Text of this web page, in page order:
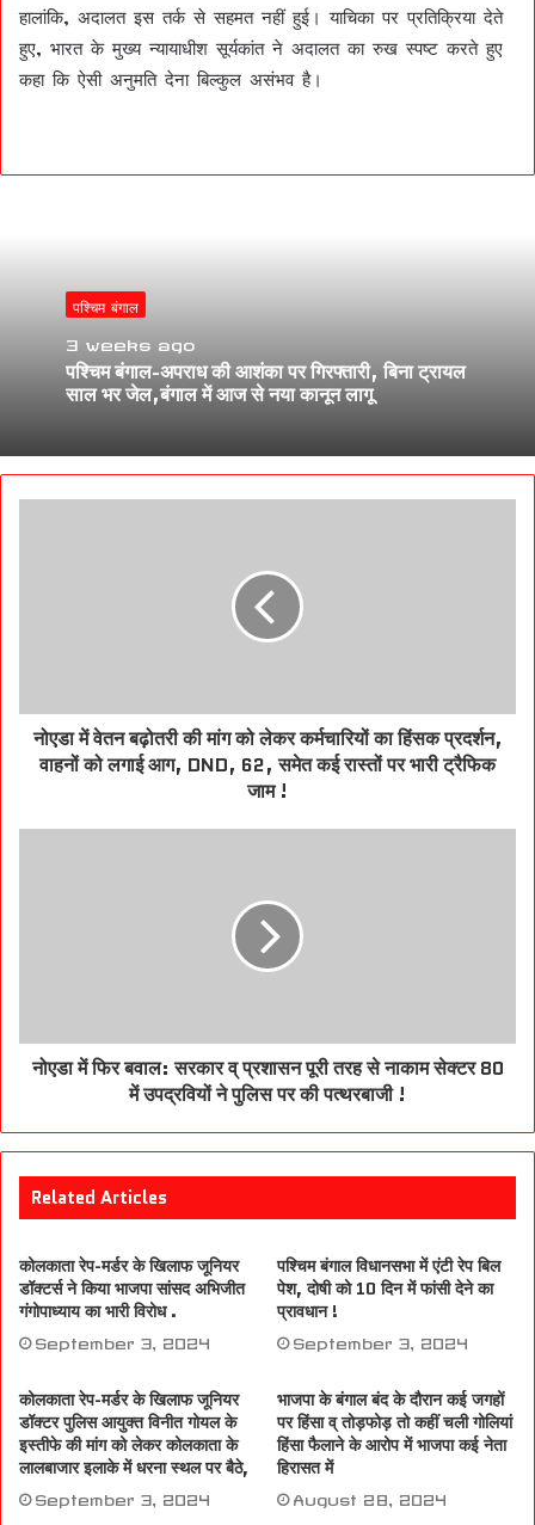
हालांकि, अदालत इस तर्क से सहमत नहीं हुई। याचिका पर प्रतिक्रिया देते
हुए, भारत के मुख्य न्यायाधीश सूर्यकांत ने अदालत का रुख स्पष्ट करते हुए
कहा कि ऐसी अनुमति देना बिल्कुल असंभव है।
पश्चिम बंगाल
3 weeks ago
पश्चिम बंगाल-अपराध की आशंका पर गिरफ्तारी, बिना ट्रायल
साल भर जेल,बंगाल में आज से नया कानून लागू
नोएडा में वेतन बढ़ोतरी की मांग को लेकर कर्मचारियों का हिंसक प्रदर्शन,
वाहनों को लगाई आग, DND, 62, समेत कई रास्तों पर भारी ट्रैफिक
जाम !
नोएडा में फिर बवाल: सरकार व् प्रशासन पूरी तरह से नाकाम सेक्टर 80
में उपद्रवियों ने पुलिस पर की पत्थरबाजी !
Related Articles
कोलकाता रेप-मर्डर के खिलाफ जूनियर
डॉक्टर्स ने किया भाजपा सांसद अभिजीत
गंगोपाध्याय का भारी विरोध .
September 3, 2024
पश्चिम बंगाल विधानसभा में एंटी रेप बिल
पेश, दोषी को 10 दिन में फांसी देने का
प्रावधान !
September 3, 2024
कोलकाता रेप-मर्डर के खिलाफ जूनियर
डॉक्टर पुलिस आयुक्त विनीत गोयल के
इस्तीफे की मांग को लेकर कोलकाता के
लालबाजार इलाके में धरना स्थल पर बैठे,
September 3, 2024
भाजपा के बंगाल बंद के दौरान कई जगहों
पर हिंसा व् तोड़फोड़ तो कहीं चली गोलियां
हिंसा फैलाने के आरोप में भाजपा कई नेता
हिरासत में
August 28, 2024